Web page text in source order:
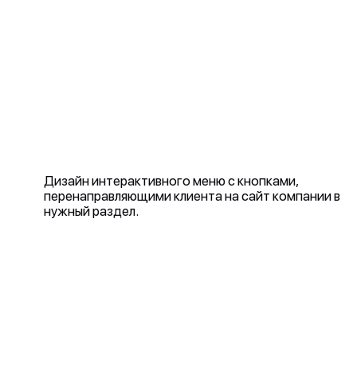
Дизайн интерактивного меню с кнопками,
перенаправляющими клиента на сайт компании в
нужный раздел.